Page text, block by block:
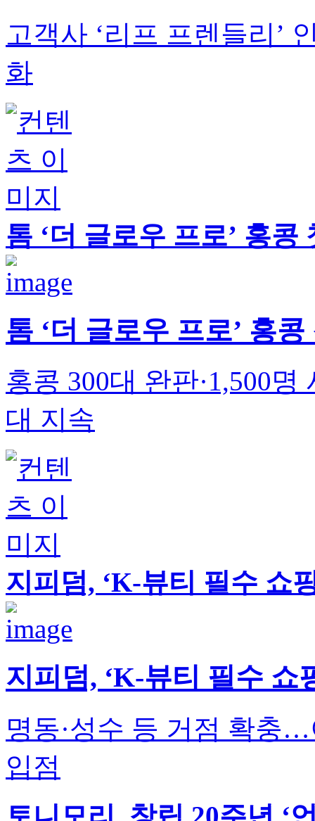
고객사 ‘리프 프렌들리’
화
톰 ‘더 글로우 프로’ 홍콩
톰 ‘더 글로우 프로’ 홍
홍콩 300대 완판·1,500
대 지속
지피덤, ‘K-뷰티 필수 쇼
지피덤, ‘K-뷰티 필수 쇼
명동·성수 등 거점 확충
입점